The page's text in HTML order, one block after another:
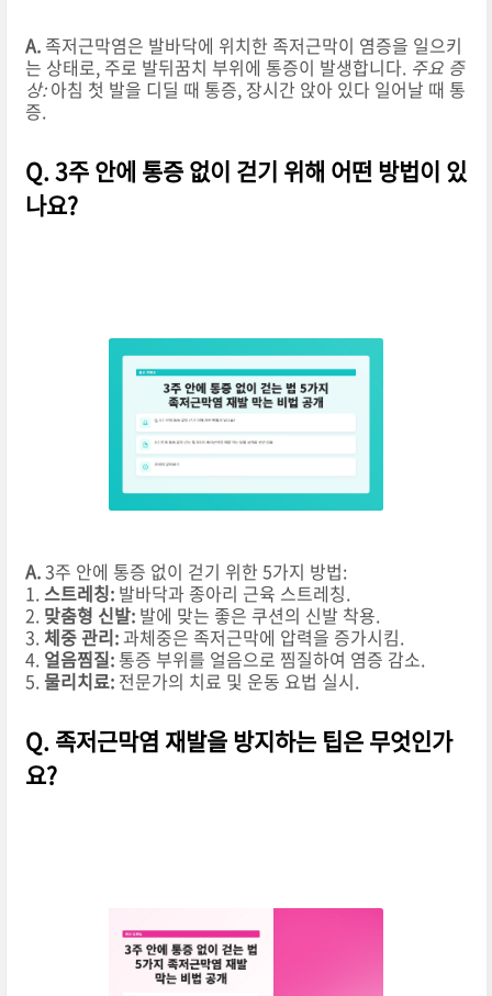
A.족저근막염은 발바닥에 위치한 족저근막이 염증을 일으키
는 상태로, 주로 발뒤꿈치 부위에 통증이 발생합니다. 주요 증
상:아침 첫 발을 디딜 때 통증, 장시간 앉아 있다 일어날 때 통
증.
Q. 3주 안에 통증 없이 걷기 위해 어떤 방법이 있
나요?
A.3주 안에 통증 없이 걷기 위한 5가지 방법:
1.스트레칭:발바닥과 종아리 근육 스트레칭.
2. 맞춤형 신발:발에 맞는 좋은 쿠션의 신발 착용.
3.체중 관리:과체중은 족저근막에 압력을 증가시킴.
4. 얼음찜질:통증 부위를 얼음으로 찜질하여 염증 감소.
5.물리치료:전문가의 치료 및 운동 요법 실시.
Q. 족저근막염 재발을 방지하는 팁은 무엇인가
요?